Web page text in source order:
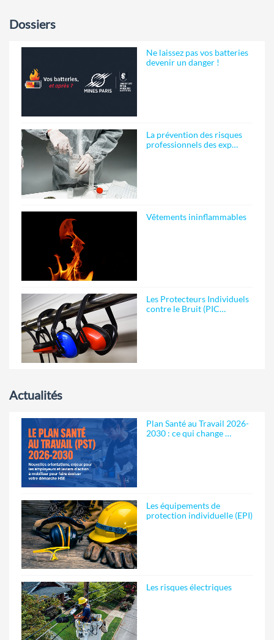
Dossiers
Ne laissez pas vos batteries
devenir un danger !
La prévention des risques
professionnels des exp…
Vêtements ininflammables
Les Protecteurs Individuels
contre le Bruit (PIC…
Actualités
Plan Santé au Travail 2026-
2030 : ce qui change …
Les équipements de
protection individuelle (EPI)
Les risques électriques